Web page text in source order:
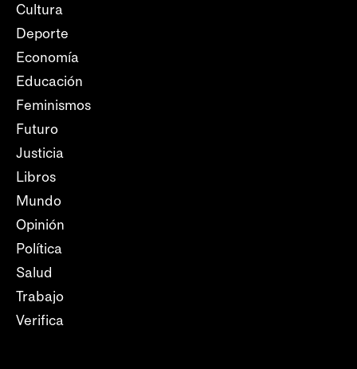
Cultura
Deporte
Economía
Educación
Feminismos
Futuro
Justicia
Libros
Mundo
Opinión
Política
Salud
Trabajo
Verifica